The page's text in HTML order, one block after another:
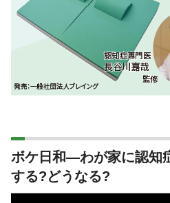
ボケ日和―わが家に認知
する?どうなる?